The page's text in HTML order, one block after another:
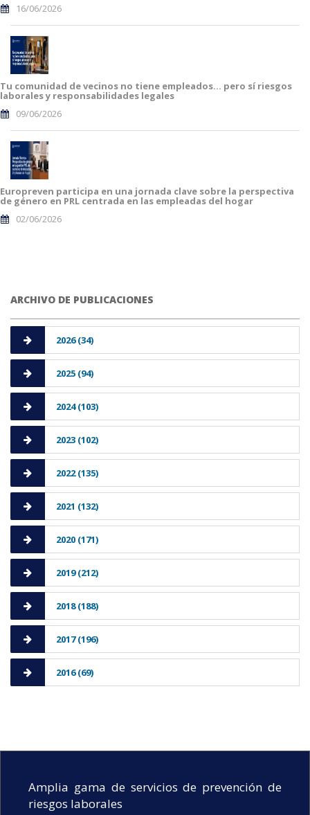
16/06/2026
Tu comunidad de vecinos no tiene empleados… pero sí riesgos
laborales y responsabilidades legales
09/06/2026
Europreven participa en una jornada clave sobre la perspectiva
de género en PRL centrada en las empleadas del hogar
02/06/2026
ARCHIVO DE PUBLICACIONES
2026 (34)
2025 (94)
2024 (103)
2023 (102)
2022 (135)
2021 (132)
2020 (171)
2019 (212)
2018 (188)
2017 (196)
2016 (69)
Amplia gama de servicios de prevención de
riesgos laborales